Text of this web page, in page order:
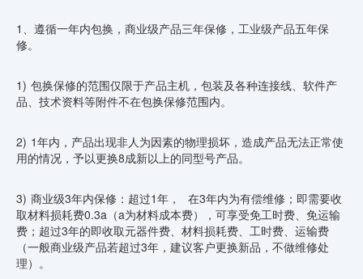
1、遵循一年内包换，商业级产品三年保修，工业级产品五年保
修。
1) 包换保修的范围仅限于产品主机，包装及各种连接线、软件产
品、技术资料等附件不在包换保修范围内。
2) 1年内，产品出现非人为因素的物理损坏，造成产品无法正常使
用的情况，予以更换8成新以上的同型号产品。
3) 商业级3年内保修：超过1年， 在3年内为有偿维修；即需要收
取材料损耗费0.3a（a为材料成本费），可享受免工时费、免运输
费；超过3年的即收取元器件费、材料损耗费、工时费、运输费
（一般商业级产品若超过3年，建议客户更换新品，不做维修处
理）。